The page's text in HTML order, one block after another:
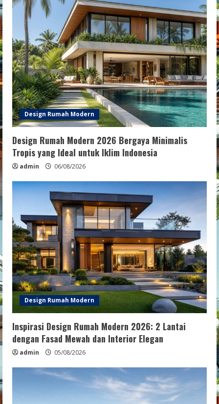
Design Rumah Modern
Design Rumah Modern 2026 Bergaya Minimalis
Tropis yang Ideal untuk Iklim Indonesia
admin 06/08/2026
Design Rumah Modern
Inspirasi Design Rumah Modern 2026: 2 Lantai
dengan Fasad Mewah dan Interior Elegan
admin 05/08/2026